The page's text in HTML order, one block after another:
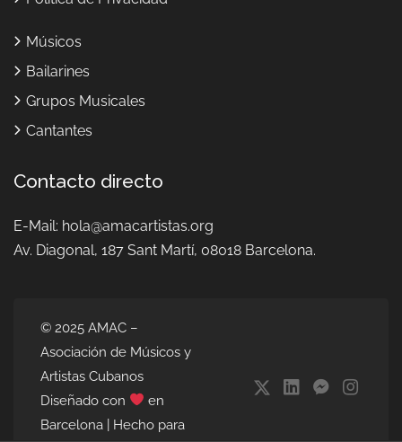
Músicos
Bailarines
Grupos Musicales
Cantantes
Contacto directo
E-Mail: hola@amacartistas.org
Av. Diagonal, 187 Sant Martí, 08018 Barcelona.
© 2025 AMAC –
Asociación de Músicos y
Artistas Cubanos
Diseñado con
en
Barcelona | Hecho para